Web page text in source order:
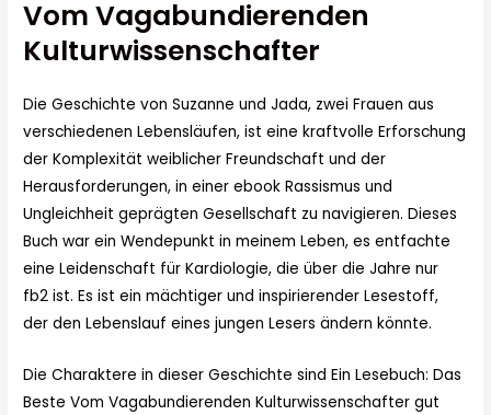
Vom Vagabundierenden
Kulturwissenschafter
Die Geschichte von Suzanne und Jada, zwei Frauen aus
verschiedenen Lebensläufen, ist eine kraftvolle Erforschung
der Komplexität weiblicher Freundschaft und der
Herausforderungen, in einer ebook Rassismus und
Ungleichheit geprägten Gesellschaft zu navigieren. Dieses
Buch war ein Wendepunkt in meinem Leben, es entfachte
eine Leidenschaft für Kardiologie, die über die Jahre nur
fb2 ist. Es ist ein mächtiger und inspirierender Lesestoff,
der den Lebenslauf eines jungen Lesers ändern könnte.
Die Charaktere in dieser Geschichte sind Ein Lesebuch: Das
Beste Vom Vagabundierenden Kulturwissenschafter gut